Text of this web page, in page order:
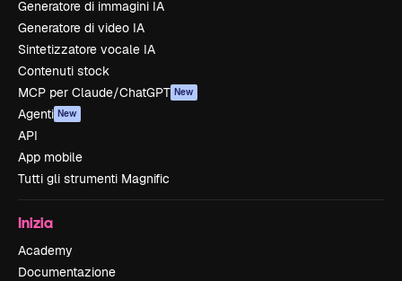
Generatore di immagini IA
Generatore di video IA
Sintetizzatore vocale IA
Contenuti stock
MCP per Claude/ChatGPT New
Agenti New
API
App mobile
Tutti gli strumenti Magnific
Inizia
Academy
Documentazione